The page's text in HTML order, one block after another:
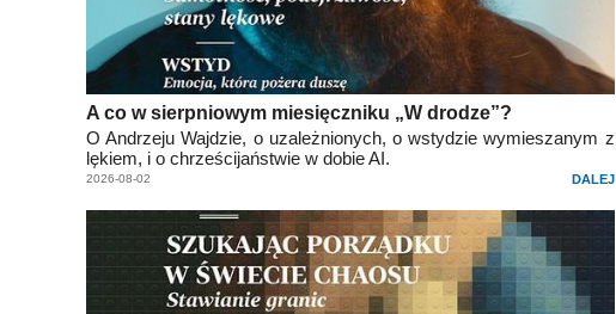
A co w sierpniowym miesięczniku „W drodze”?
O Andrzeju Wajdzie, o uzależnionych, o wstydzie wymieszanym z
lękiem, i o chrześcijaństwie w dobie AI.
2026-08-02 DALEJ